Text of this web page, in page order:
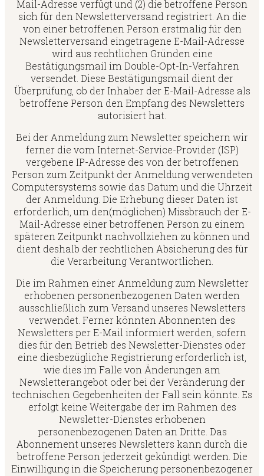
Mail-Adresse verfügt und (2) die betroffene Person
sich für den Newsletterversand registriert. An die
von einer betroffenen Person erstmalig für den
Newsletterversand eingetragene E-Mail-Adresse
wird aus rechtlichen Gründen eine
Bestätigungsmail im Double-Opt-In-Verfahren
versendet. Diese Bestätigungsmail dient der
Überprüfung, ob der Inhaber der E-Mail-Adresse als
betroffene Person den Empfang des Newsletters
autorisiert hat.
Bei der Anmeldung zum Newsletter speichern wir
ferner die vom Internet-Service-Provider (ISP)
vergebene IP-Adresse des von der betroffenen
Person zum Zeitpunkt der Anmeldung verwendeten
Computersystems sowie das Datum und die Uhrzeit
der Anmeldung. Die Erhebung dieser Daten ist
erforderlich, um den(möglichen) Missbrauch der E-
Mail-Adresse einer betroffenen Person zu einem
späteren Zeitpunkt nachvollziehen zu können und
dient deshalb der rechtlichen Absicherung des für
die Verarbeitung Verantwortlichen.
Die im Rahmen einer Anmeldung zum Newsletter
erhobenen personenbezogenen Daten werden
ausschließlich zum Versand unseres Newsletters
verwendet. Ferner könnten Abonnenten des
Newsletters per E-Mail informiert werden, sofern
dies für den Betrieb des Newsletter-Dienstes oder
eine diesbezügliche Registrierung erforderlich ist,
wie dies im Falle von Änderungen am
Newsletterangebot oder bei der Veränderung der
technischen Gegebenheiten der Fall sein könnte. Es
erfolgt keine Weitergabe der im Rahmen des
Newsletter-Dienstes erhobenen
personenbezogenen Daten an Dritte. Das
Abonnement unseres Newsletters kann durch die
betroffene Person jederzeit gekündigt werden. Die
Einwilligung in die Speicherung personenbezogener